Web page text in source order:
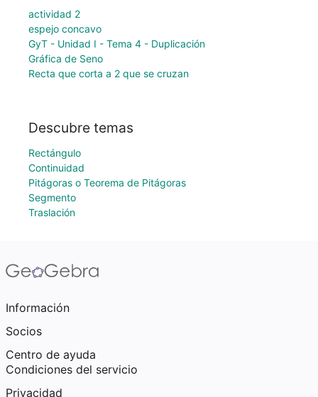
actividad 2
espejo concavo
GyT - Unidad I - Tema 4 - Duplicación
Gráfica de Seno
Recta que corta a 2 que se cruzan
Descubre temas
Rectángulo
Continuidad
Pitágoras o Teorema de Pitágoras
Segmento
Traslación
Información
Socios
Centro de ayuda
Condiciones del servicio
Privacidad